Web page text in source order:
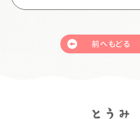
前へもどる